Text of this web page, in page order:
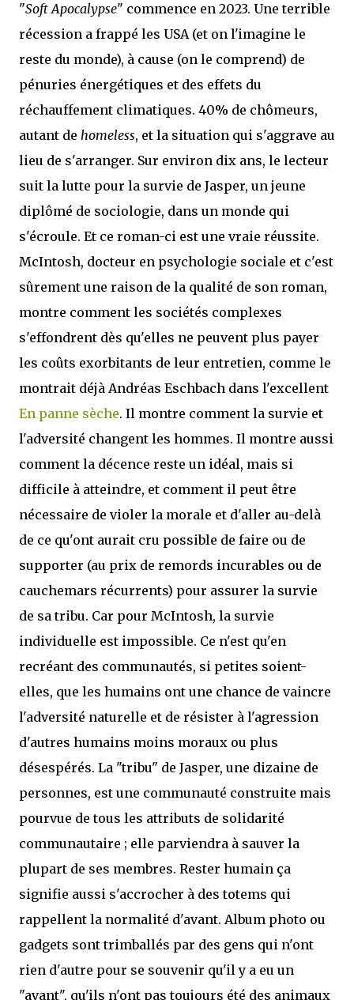
"Soft Apocalypse" commence en 2023. Une terrible
récession a frappé les USA (et on l'imagine le
reste du monde), à cause (on le comprend) de
pénuries énergétiques et des effets du
réchauffement climatiques. 40% de chômeurs,
autant de homeless, et la situation qui s'aggrave au
lieu de s'arranger. Sur environ dix ans, le lecteur
suit la lutte pour la survie de Jasper, un jeune
diplômé de sociologie, dans un monde qui
s'écroule. Et ce roman-ci est une vraie réussite.
McIntosh, docteur en psychologie sociale et c'est
sûrement une raison de la qualité de son roman,
montre comment les sociétés complexes
s'effondrent dès qu'elles ne peuvent plus payer
les coûts exorbitants de leur entretien, comme le
montrait déjà Andréas Eschbach dans l'excellent
En panne sèche. Il montre comment la survie et
l'adversité changent les hommes. Il montre aussi
comment la décence reste un idéal, mais si
difficile à atteindre, et comment il peut être
nécessaire de violer la morale et d'aller au-delà
de ce qu'ont aurait cru possible de faire ou de
supporter (au prix de remords incurables ou de
cauchemars récurrents) pour assurer la survie
de sa tribu. Car pour McIntosh, la survie
individuelle est impossible. Ce n'est qu'en
recréant des communautés, si petites soient-
elles, que les humains ont une chance de vaincre
l'adversité naturelle et de résister à l'agression
d'autres humains moins moraux ou plus
désespérés. La "tribu" de Jasper, une dizaine de
personnes, est une communauté construite mais
pourvue de tous les attributs de solidarité
communautaire ; elle parviendra à sauver la
plupart de ses membres. Rester humain ça
signifie aussi s'accrocher à des totems qui
rappellent la normalité d'avant. Album photo ou
gadgets sont trimballés par des gens qui n'ont
rien d'autre pour se souvenir qu'il y a eu un
"avant", qu'ils n'ont pas toujours été des animaux